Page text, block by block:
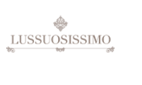
contenuto